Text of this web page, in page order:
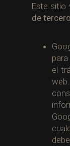
Este sitio
de
el